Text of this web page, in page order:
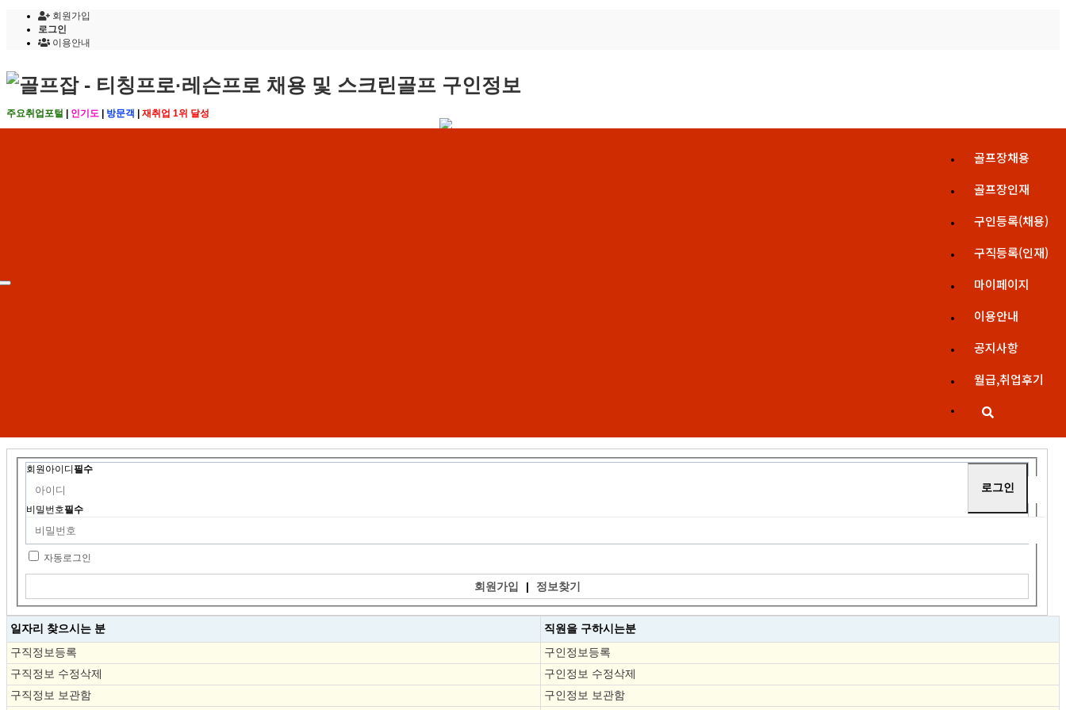
회원가입
로그인
이용안내
주요취업포털 인기도 방문객 재취업 1위 달성
골프장채용
골프장인재
구인등록(채용)
구직등록(인재)
마이페이지
이용안내
공지사항
월급,취업후기
회원아이디 필수
비밀번호필수
자동로그인
회원가입 | 정보찾기
일자리 찾으시는 분 직원을 구하시는분
구직정보등록
구인정보등록
구직정보 수정삭제
구인정보 수정삭제
구직정보 보관함
구인정보 보관함